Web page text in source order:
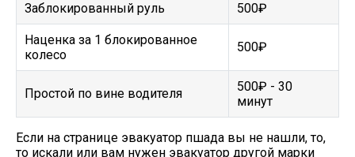
Заблокированный руль 500₽
Наценка за 1 блокированное
колесо
500₽
Простой по вине водителя
500₽ - 30
минут
Если на странице эвакуатор пшада вы не нашли, то,
то искали или вам нужен эвакуатор другой марки